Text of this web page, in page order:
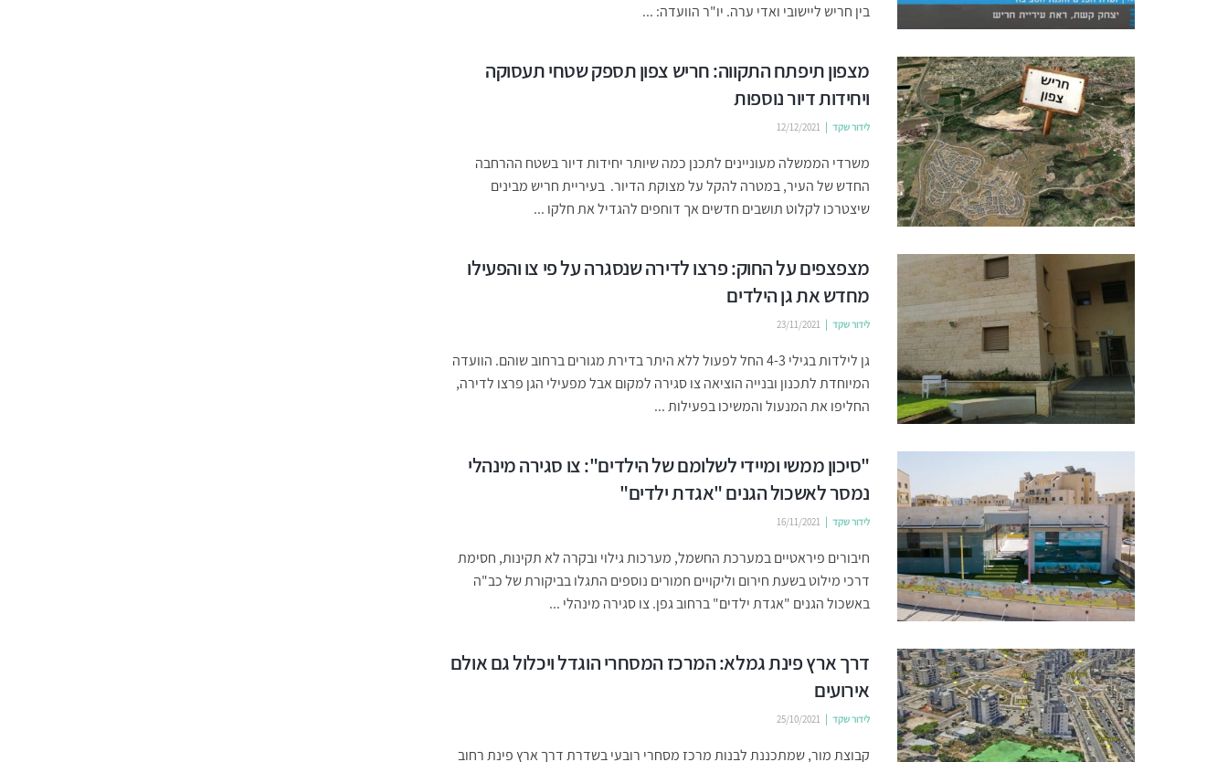
בין חריש ליישובי ואדי ערה. יו"ר הוועדה: ...
מצפון תיפתח התקווה: חריש צפון תספק שטחי תעסוקה
ויחידות דיור נוספות
לידור שקד 12/12/2021
משרדי הממשלה מעוניינים לתכנן כמה שיותר יחידות דיור בשטח ההרחבה
החדש של העיר, במטרה להקל על מצוקת הדיור. בעיריית חריש מבינים
שיצטרכו לקלוט תושבים חדשים אך דוחפים להגדיל את חלקו ...
מצפצפים על החוק: פרצו לדירה שנסגרה על פי צו והפעילו
מחדש את גן הילדים
לידור שקד 23/11/2021
גן לילדות בגילי 4-3 החל לפעול ללא היתר בדירת מגורים ברחוב שוהם. הוועדה
המיוחדת לתכנון ובנייה הוציאה צו סגירה למקום אבל מפעילי הגן פרצו לדירה,
החליפו את המנעול והמשיכו בפעילות ...
"סיכון ממשי ומיידי לשלומם של הילדים": צו סגירה מינהלי
נמסר לאשכול הגנים "אגדת ילדים"
לידור שקד 16/11/2021
חיבורים פיראטיים במערכת החשמל, מערכות גילוי ובקרה לא תקינות, חסימת
דרכי מילוט בשעת חירום וליקויים חמורים נוספים התגלו בביקורת של כב"ה
באשכול הגנים "אגדת ילדים" ברחוב גפן. צו סגירה מינהלי ...
דרך ארץ פינת גמלא: המרכז המסחרי הוגדל ויכלול גם אולם
אירועים
לידור שקד 25/10/2021
קבוצת מור, שמתכננת לבנות מרכז מסחרי רובעי בשדרת דרך ארץ פינת רחוב